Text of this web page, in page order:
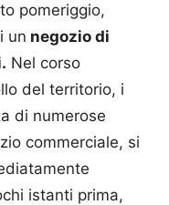
pomeriggio,
un negozio di
Nel corso
del territorio, i
di numerose
commerciale, si
istanti prima,